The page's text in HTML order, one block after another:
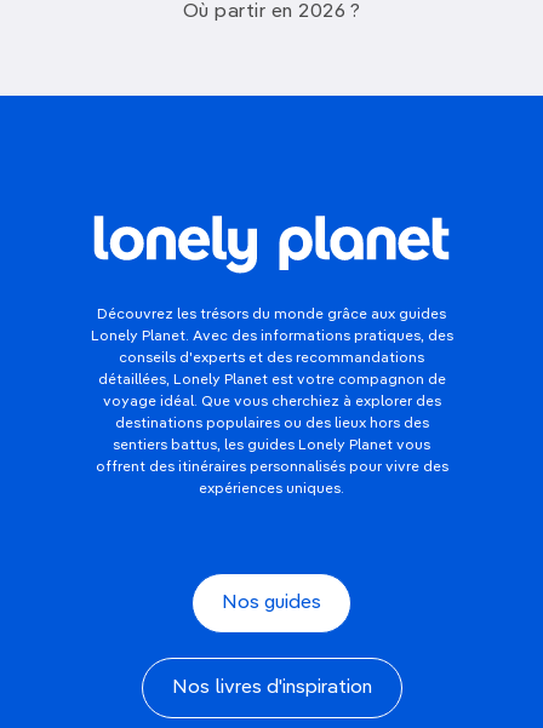
Où partir en 2026 ?
Découvrez les trésors du monde grâce aux guides
Lonely Planet. Avec des informations pratiques, des
conseils d'experts et des recommandations
détaillées, Lonely Planet est votre compagnon de
voyage idéal. Que vous cherchiez à explorer des
destinations populaires ou des lieux hors des
sentiers battus, les guides Lonely Planet vous
offrent des itinéraires personnalisés pour vivre des
expériences uniques.
Nos guides
Nos livres d'inspiration